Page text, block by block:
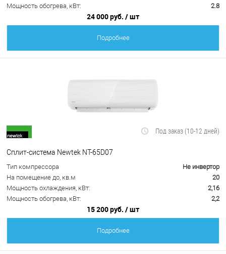
Мощность обогрева, кВт:
2.8
24 000 руб. / шт
Подробнее
Под заказ (10-12 дней)
Сплит-система Newtek NT-65D07
Тип компрессора
Не инвертор
На помещение до, кв.м
20
Мощность охлаждения, кВт:
2,16
Мощность обогрева, кВт:
2,2
15 200 руб. / шт
Подробнее